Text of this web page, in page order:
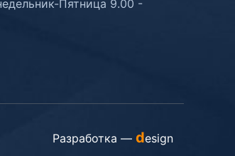
Пятница 9.00 -
Разработка — design